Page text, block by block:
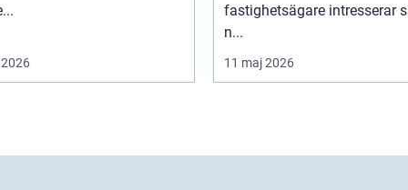
fastighetsägare intresserar
n...
11 maj 2026